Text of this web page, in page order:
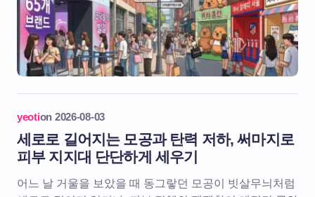
yeotion 2026-08-03
세로로 길어지는 모공과 탄력 저하, 써마지로
피부 지지대 단단하게 세우기
어느 날 거울을 보았을 때 동그랗던 모공이 빗살무늬처럼